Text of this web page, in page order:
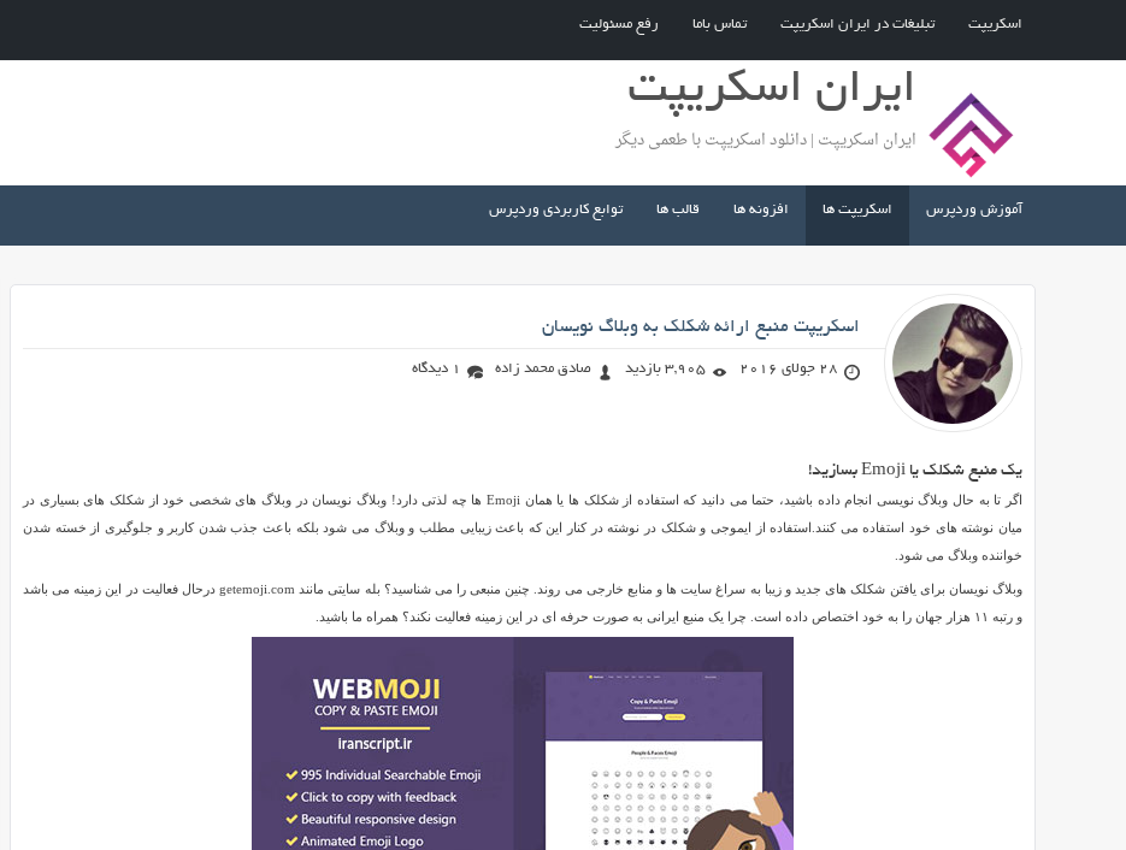
اسکریپت تبلیغات در ایران اسکریپت تماس باما رفع مسئولیت
ایران اسکریپت
ایران اسکریپت | دانلود اسکریپت با طعمی دیگر
آموزش وردپرس اسکریپت ها افزونه ها قالب ها توابع کاربردی وردپرس
اسکریپت منبع ارائه شکلک به وبلاگ نویسان
28 جولای 2016 3,905 بازدید صادق محمد زاده 1 دیدگاه
اسکریپت
منبع
ارائه
شکلک
یک منبع شکلک یا Emoji بسازید!
اگر تا به حال وبلاگ نویسی انجام داده باشید، حتما می دانید که استفاده از شکلک ها یا همان Emoji ها چه لذتی دارد! وبلاگ نویسان در وبلاگ های شخصی خود از شکلک های بسیاری در
میان نوشته های خود استفاده می کنند.استفاده از ایموجی و شکلک در نوشته در کنار این که باعث زیبایی مطلب و وبلاگ می شود بلکه باعث جذب شدن کاربر و جلوگیری از خسته شدن
خواننده وبلاگ می شود.
وبلاگ نویسان برای یافتن شکلک های جدید و زیبا به سراغ سایت ها و منابع خارجی می روند. چنین منبعی را می شناسید؟ بله سایتی مانند getemoji.com درحال فعالیت در این زمینه می باشد
و رتبه ۱۱ هزار جهان را به خود اختصاص داده است. چرا یک منبع ایرانی به صورت حرفه ای در این زمینه فعالیت نکند؟ همراه ما باشید.